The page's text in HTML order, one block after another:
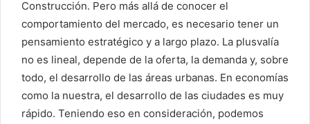
Construcción. Pero más allá de conocer el
comportamiento del mercado, es necesario tener un
pensamiento estratégico y a largo plazo. La plusvalía
no es lineal, depende de la oferta, la demanda y, sobre
todo, el desarrollo de las áreas urbanas. En economías
como la nuestra, el desarrollo de las ciudades es muy
rápido. Teniendo eso en consideración, podemos